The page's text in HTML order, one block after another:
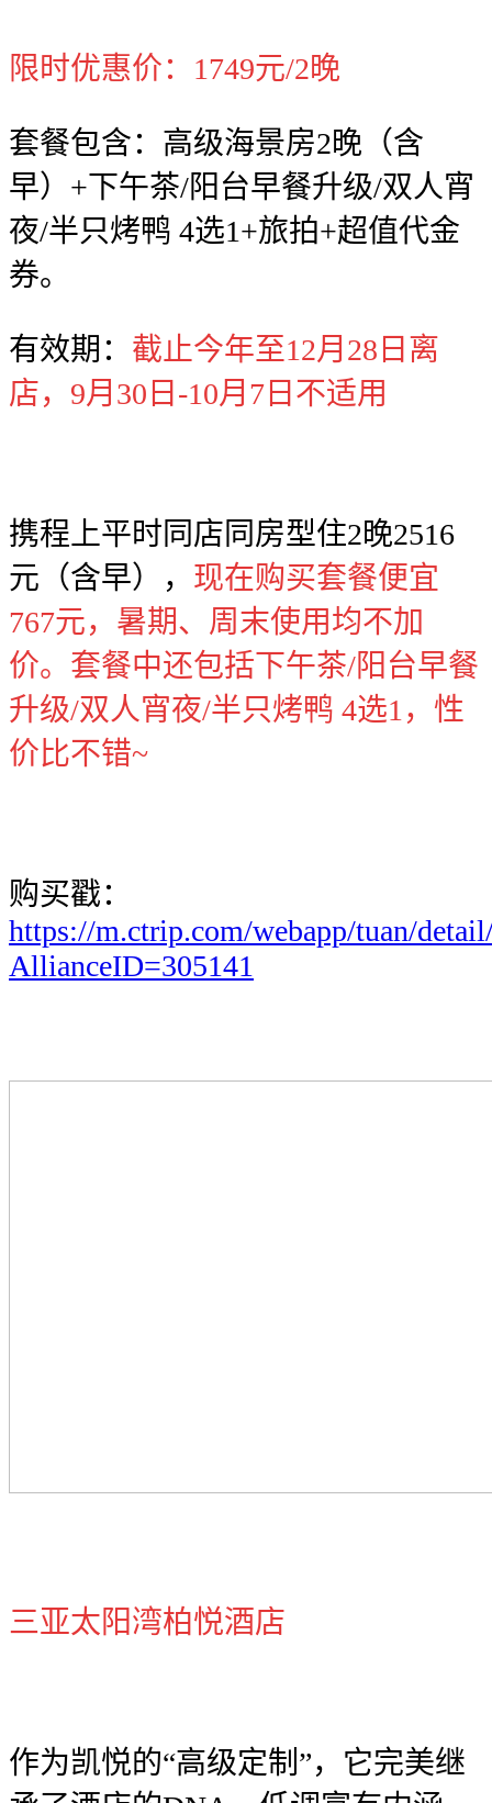
限时优惠价：1749元/2晚
套餐包含：高级海景房2晚（含
早）+下午茶/阳台早餐升级/双人宵
夜/半只烤鸭 4选1+旅拍+超值代金
券。
有效期： 截止今年至12月28日离
店，9月30日-10月7日不适用
携程上平时同店同房型住2晚2516
元（含早）， 现在购买套餐便宜
767元，暑期、周末使用均不加
价。套餐中还包括下午茶/阳台早餐
升级/双人宵夜/半只烤鸭 4选1，性
价比不错~
购买戳：
https://m.ctrip.com/webapp/tuan/
AllianceID=305141
三亚太阳湾柏悦酒店
作为凯悦的“高级定制”，它完美继